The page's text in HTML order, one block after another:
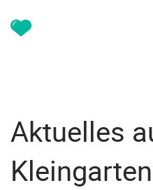
Aktuelles